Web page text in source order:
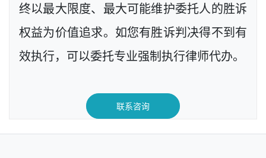
终以最大限度、最大可能维护委托人的胜诉
权益为价值追求。如您有胜诉判决得不到有
效执行，可以委托专业强制执行律师代办。
联系咨询